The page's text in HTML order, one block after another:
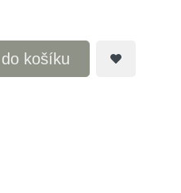
košíku